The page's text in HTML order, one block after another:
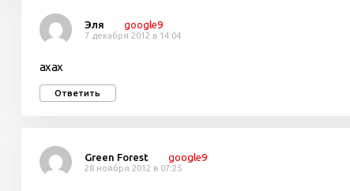
Эля google9
7 декабря 2012 в 14:04
ахах
Ответить
Green Forest google9
28 ноября 2012 в 07:25